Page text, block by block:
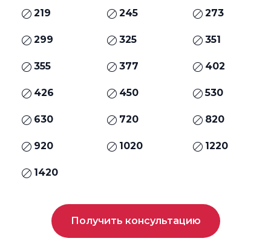
219 245 273
299 325 351
355 377 402
426 450 530
630 720 820
920 1020 1220
1420
Получить консультацию